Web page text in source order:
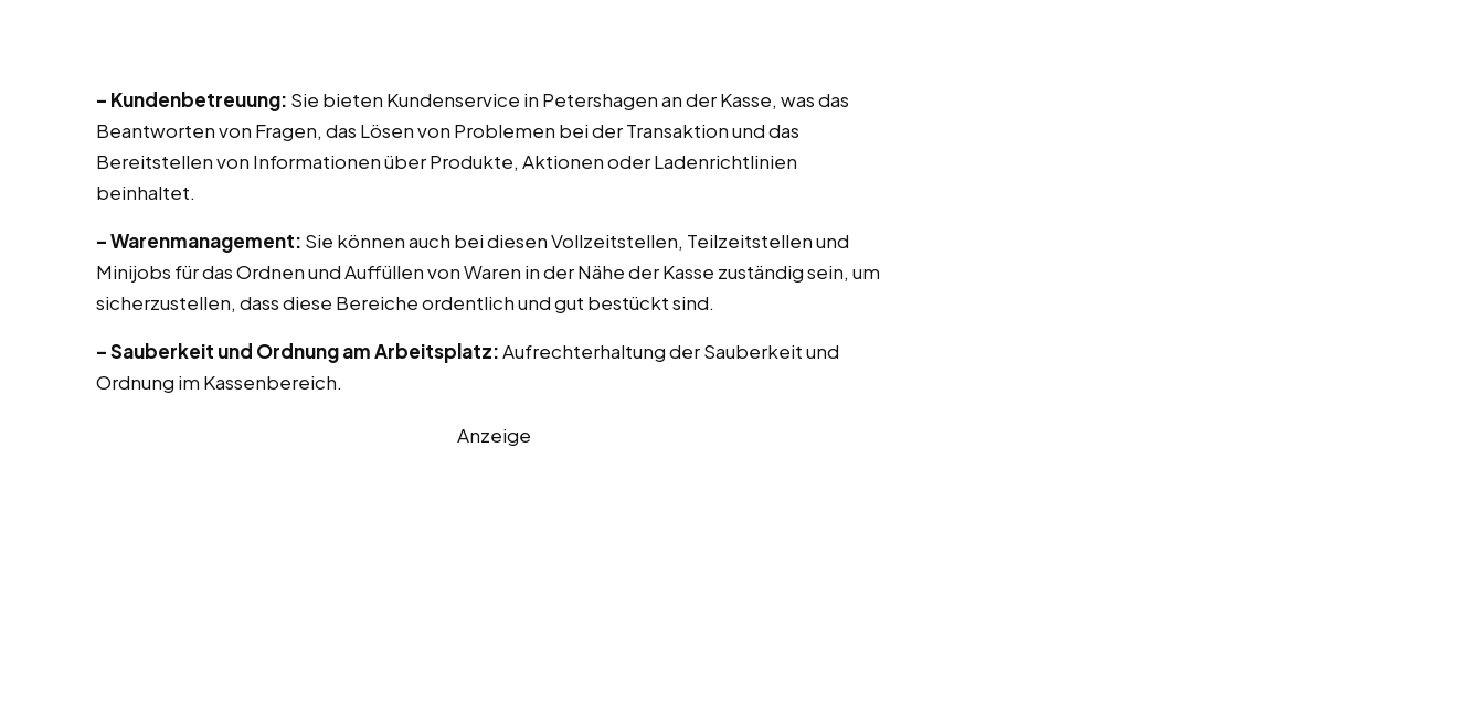
– Kundenbetreuung: Sie bieten Kundenservice in Petershagen an der Kasse, was das
Beantworten von Fragen, das Lösen von Problemen bei der Transaktion und das
Bereitstellen von Informationen über Produkte, Aktionen oder Ladenrichtlinien
beinhaltet.
– Warenmanagement: Sie können auch bei diesen Vollzeitstellen, Teilzeitstellen und
Minijobs für das Ordnen und Auffüllen von Waren in der Nähe der Kasse zuständig sein, um
sicherzustellen, dass diese Bereiche ordentlich und gut bestückt sind.
– Sauberkeit und Ordnung am Arbeitsplatz:Aufrechterhaltung der Sauberkeit und
Ordnung im Kassenbereich.
Anzeige